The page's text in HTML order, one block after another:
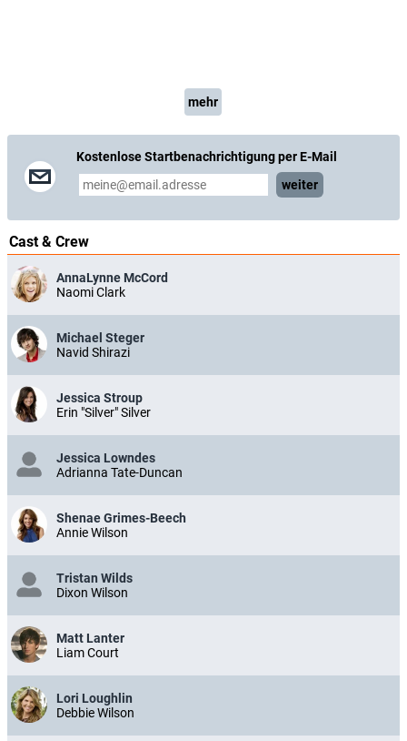
mehr
Kostenlose Startbenachrichtigung per E-Mail
weiter
Cast & Crew
AnnaLynne McCord
Naomi Clark
Michael Steger
Navid Shirazi
Jessica Stroup
Erin "Silver" Silver
Jessica Lowndes
Adrianna Tate-Duncan
Shenae Grimes-Beech
Annie Wilson
Tristan Wilds
Dixon Wilson
Matt Lanter
Liam Court
Lori Loughlin
Debbie Wilson